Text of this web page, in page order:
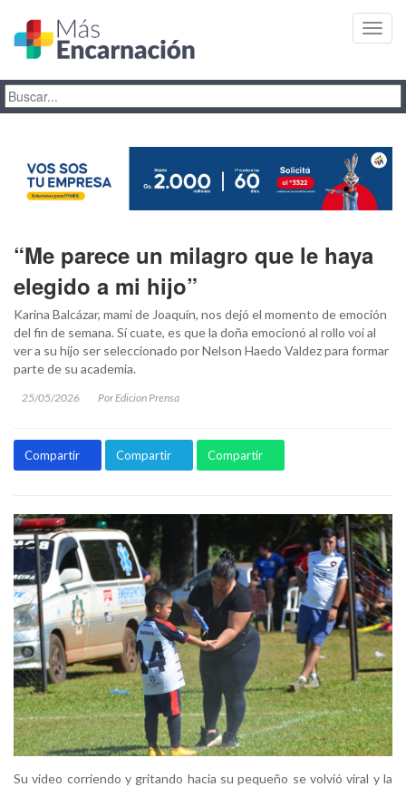
“Me parece un milagro que le haya
elegido a mi hijo”
Karina Balcázar, mami de Joaquín, nos dejó el momento de emoción
del fin de semana. Sí cuate, es que la doña emocionó al rollo voi al
ver a su hijo ser seleccionado por Nelson Haedo Valdez para formar
parte de su academia.
25/05/2026 Por Edicion Prensa
Compartir Compartir Compartir
Su video corriendo y gritando hacia su pequeño se volvió viral y la